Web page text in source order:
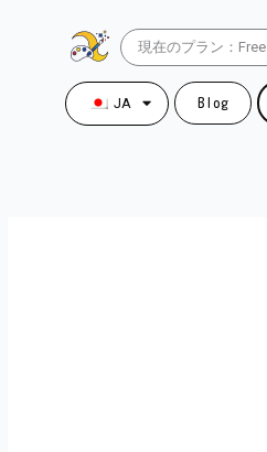
現在のプラン：Free
JA Blog